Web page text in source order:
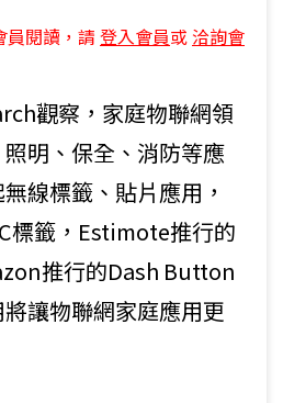
員閱讀，請 登入會員或 洽詢會
觀察，家庭物聯網領
明、保全、消防等應
線標籤、貼片應用，
標籤，Estimote推行的
推行的Dash Button
讓物聯網家庭應用更